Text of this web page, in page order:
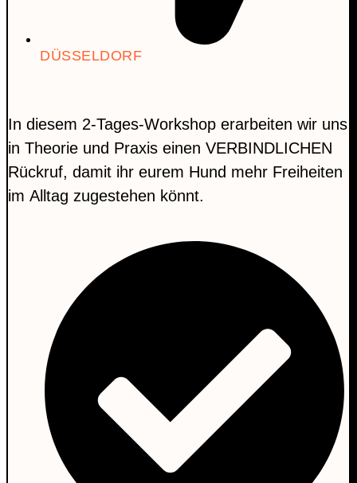
DÜSSELDORF
In diesem 2-Tages-Workshop erarbeiten wir uns
in Theorie und Praxis einen VERBINDLICHEN
Rückruf, damit ihr eurem Hund mehr Freiheiten
im Alltag zugestehen könnt.